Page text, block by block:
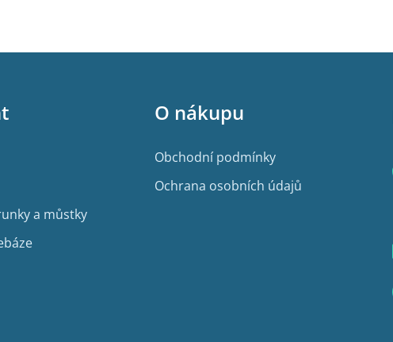
d
p
k
v
a můstky
O nákupu
Obchodní podmínky
Ochrana osobních údajů